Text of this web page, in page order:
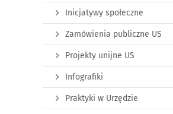
Inicjatywy społeczne
Zamówienia publiczne US
Projekty unijne US
Infografiki
Praktyki w Urzędzie